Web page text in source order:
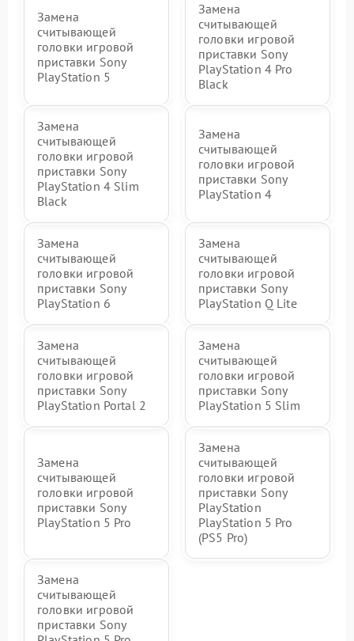
Замена
считывающей
головки игровой
приставки Sony
PlayStation 5
Замена
считывающей
головки игровой
приставки Sony
PlayStation 4 Pro
Black
Замена
считывающей
головки игровой
приставки Sony
PlayStation 4 Slim
Black
Замена
считывающей
головки игровой
приставки Sony
PlayStation 4
Замена
считывающей
головки игровой
приставки Sony
PlayStation 6
Замена
считывающей
головки игровой
приставки Sony
PlayStation Q Lite
Замена
считывающей
головки игровой
приставки Sony
PlayStation Portal 2
Замена
считывающей
головки игровой
приставки Sony
PlayStation 5 Slim
Замена
считывающей
головки игровой
приставки Sony
PlayStation 5 Pro
Замена
считывающей
головки игровой
приставки Sony
PlayStation
PlayStation 5 Pro
(PS5 Pro)
Замена
считывающей
головки игровой
приставки Sony